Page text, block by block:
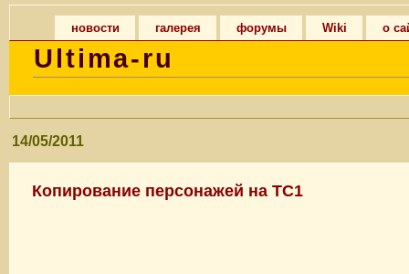
новости галерея форумы Wiki о
Ultima-ru
14/05/2011
Копирование персонажей на TC1